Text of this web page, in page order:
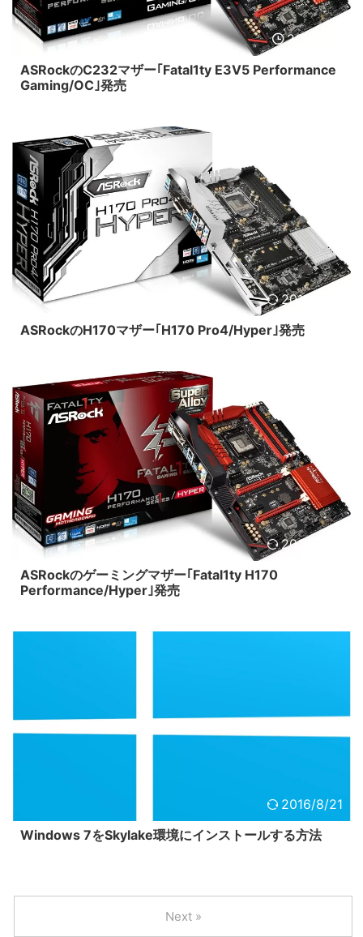
2016/4/8
ASRockのC232マザー｢Fatal1ty E3V5 Performance
Gaming/OC｣発売
2016/4/10
ASRockのH170マザー｢H170 Pro4/Hyper｣発売
2016/4/10
ASRockのゲーミングマザー｢Fatal1ty H170
Performance/Hyper｣発売
2016/8/21
Windows 7をSkylake環境にインストールする方法
Next »